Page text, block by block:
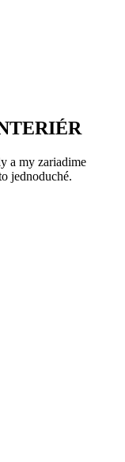
a my zariadime
jednoduché.